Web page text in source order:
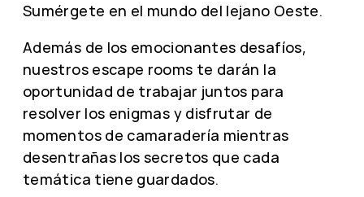
Sumérgete en el mundo del lejano Oeste.
Además de los emocionantes desafíos,
nuestros escape rooms te darán la
oportunidad de trabajar juntos para
resolver los enigmas y disfrutar de
momentos de camaradería mientras
desentrañas los secretos que cada
temática tiene guardados.